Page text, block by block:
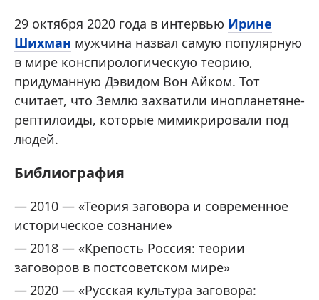
29 октября 2020 года в интервью Ирине
Шихман мужчина назвал самую популярную
в мире конспирологическую теорию,
придуманную Дэвидом Вон Айком. Тот
считает, что Землю захватили инопланетяне-
рептилоиды, которые мимикрировали под
людей.
Библиография
2010 — «Теория заговора и современное
историческое сознание»
2018 — «Крепость Россия: теории
заговоров в постсоветском мире»
2020 — «Русская культура заговора: